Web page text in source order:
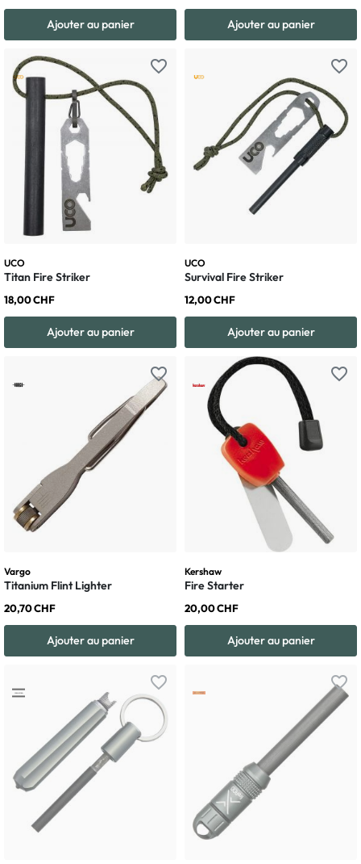
Ajouter au panier Ajouter au panier
favorite_border
UCO
Titan Fire Striker
18,00 CHF
Ajouter au panier
favorite_border
UCO
Survival Fire Striker
12,00 CHF
Ajouter au panier
favorite_border
Vargo
Titanium Flint Lighter
20,70 CHF
Ajouter au panier
favorite_border
Kershaw
Fire Starter
20,00 CHF
Ajouter au panier
favorite_border favorite_border